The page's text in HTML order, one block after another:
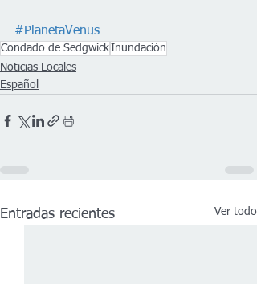
#PlanetaVenus
Condado de SedgwickInundación
Noticias Locales
Español
Entradas recientes Ver todo